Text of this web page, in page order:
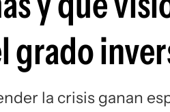
grado
la crisis ganan